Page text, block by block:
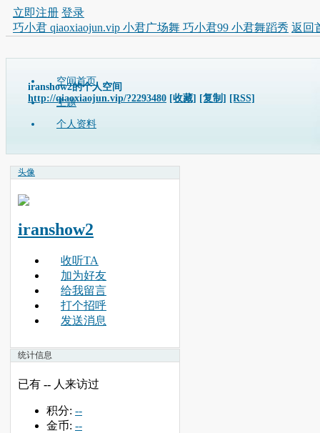
立即注册 登录
巧小君 qiaoxiaojun.vip 小君广场舞 巧小君99 小君舞蹈秀 返回
iranshow2的个人空间
http://qiaoxiaojun.vip/?2293480 [收藏] [复制] [RSS]
空间首页
主题
个人资料
头像
iranshow2
收听TA
加为好友
给我留言
打个招呼
发送消息
统计信息
已有 -- 人来访过
积分: --
金币: --